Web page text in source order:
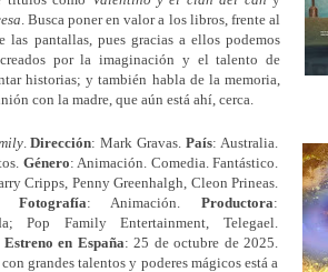
. Busca poner en valor a los libros, frente al
las pantallas, pues gracias a ellos podemos
por la imaginación y el talento de
historias; y también habla de la memoria,
con la madre, que aún está ahí, cerca.
.Dirección: Mark Gravas.País: Australia.
Género: Animación. Comedia. Fantástico.
Cripps, Penny Greenhalgh, Cleon Prineas.
Fotografía: Animación.Productora:
Pop Family Entertainment, Telegael.
Estreno en España: 25 de octubre de 2025.
grandes talentos y poderes mágicos está a